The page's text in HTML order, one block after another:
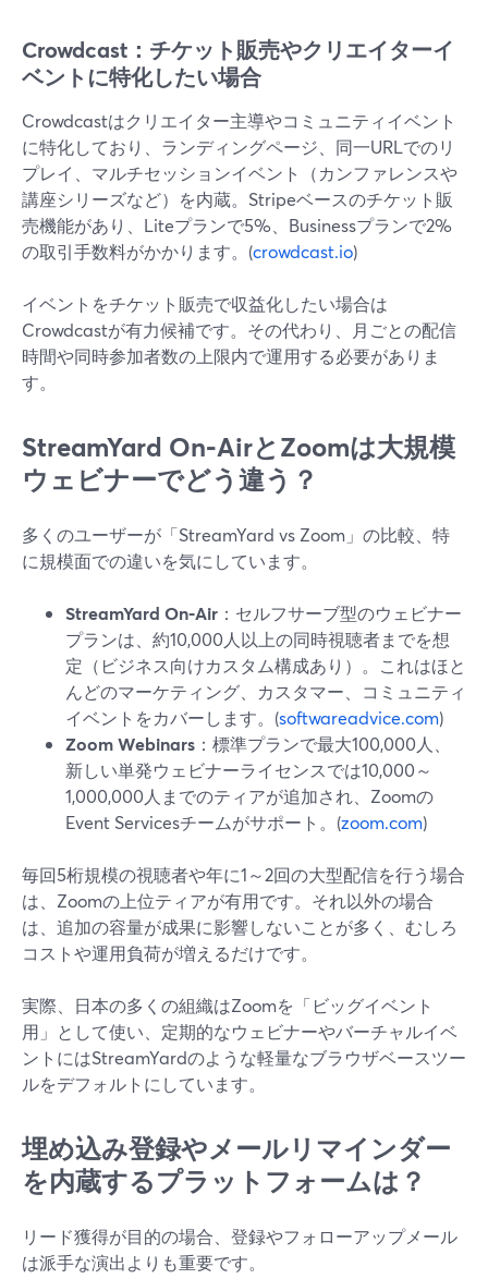
Crowdcast：チケット販売やクリエイターイ
ベントに特化したい場合
Crowdcastはクリエイター主導やコミュニティイベント
に特化しており、ランディングページ、同一URLでのリ
プレイ、マルチセッションイベント（カンファレンスや
講座シリーズなど）を内蔵。Stripeベースのチケット販
売機能があり、Liteプランで5%、Businessプランで2%
の取引手数料がかかります。(crowdcast.io)
イベントをチケット販売で収益化したい場合は
Crowdcastが有力候補です。その代わり、月ごとの配信
時間や同時参加者数の上限内で運用する必要がありま
す。
StreamYard On‑AirとZoomは大規模
ウェビナーでどう違う？
多くのユーザーが「StreamYard vs Zoom」の比較、特
に規模面での違いを気にしています。
StreamYard On‑Air ：セルフサーブ型のウェビナー
プランは、約10,000人以上の同時視聴者までを想
定（ビジネス向けカスタム構成あり）。これはほと
んどのマーケティング、カスタマー、コミュニティ
イベントをカバーします。(softwareadvice.com)
Zoom Webinars ：標準プランで最大100,000人、
新しい単発ウェビナーライセンスでは10,000～
1,000,000人までのティアが追加され、Zoomの
Event Servicesチームがサポート。(zoom.com)
毎回5桁規模の視聴者や年に1～2回の大型配信を行う場合
は、Zoomの上位ティアが有用です。それ以外の場合
は、追加の容量が成果に影響しないことが多く、むしろ
コストや運用負荷が増えるだけです。
実際、日本の多くの組織はZoomを「ビッグイベント
用」として使い、定期的なウェビナーやバーチャルイベ
ントにはStreamYardのような軽量なブラウザベースツー
ルをデフォルトにしています。
埋め込み登録やメールリマインダー
を内蔵するプラットフォームは？
リード獲得が目的の場合、登録やフォローアップメール
は派手な演出よりも重要です。